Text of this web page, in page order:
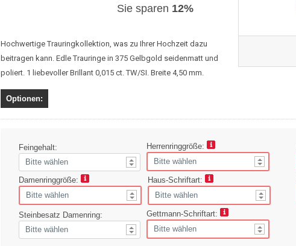
Sie sparen 12%
Hochwertige Trauringkollektion, was zu Ihrer Hochzeit dazu
beitragen kann. Edle Trauringe in 375 Gelbgold seidenmatt und
poliert. 1 liebevoller Brillant 0,015 ct. TW/SI. Breite 4,50 mm.
Optionen:
Feingehalt: Herrenringgröße:
Damenringgröße: Haus-Schriftart:
Steinbesatz Damenring: Gettmann-Schriftart: